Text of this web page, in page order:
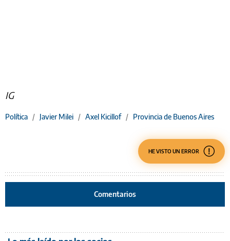
IG
Política / Javier Milei / Axel Kicillof / Provincia de Buenos Aires
HE VISTO UN ERROR
Comentarios